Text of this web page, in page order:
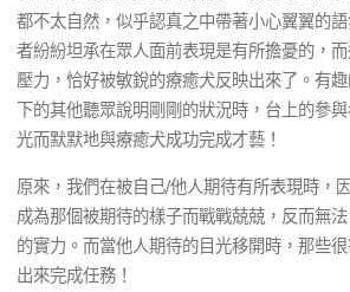
都不太自然，似乎認真之中帶著小心翼翼的
者紛紛坦承在眾人面前表現是有所擔憂的，
壓力，恰好被敏銳的療癒犬反映出來了。有
下的其他聽眾說明剛剛的狀況時，台上的參
光而默默地與療癒犬成功完成才藝！
原來，我們在被自己/他人期待有所表現時，
成為那個被期待的樣子而戰戰兢兢，反而無
的實力。而當他人期待的目光移開時，那些
出來完成任務！